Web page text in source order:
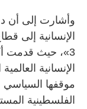
وأشارت إلى أن
الإنسانية إلى
الإنسانية
موقفها السياسي